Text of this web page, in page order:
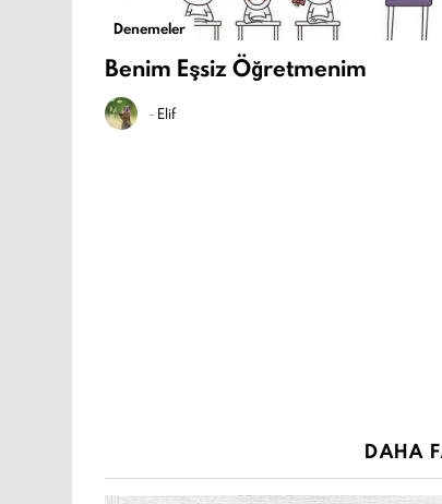
Denemeler
Benim Eşsiz Öğretmenim
- Elif
DAHA